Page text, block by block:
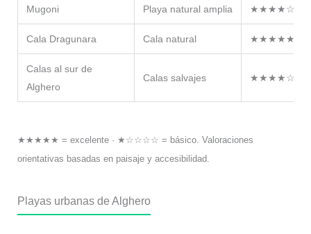
Mugoni Playa natural amplia ★★★★☆
Cala Dragunara Cala natural ★★★★★
Calas al sur de
Alghero
Calas salvajes ★★★★☆
★★★★★ = excelente · ★☆☆☆☆ = básico. Valoraciones
orientativas basadas en paisaje y accesibilidad.
Playas urbanas de Alghero